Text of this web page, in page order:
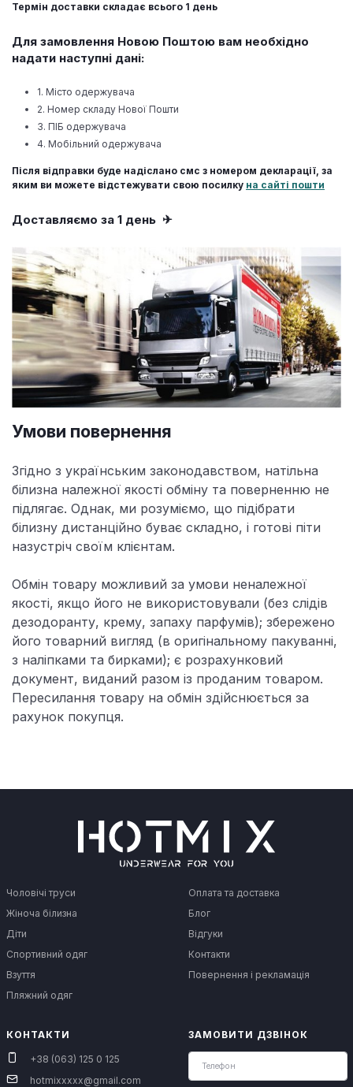
Термін доставки складає всього 1 день
Для замовлення Новою Поштою вам необхідно
надати наступні дані:
1. Місто одержувача
2. Номер складу Нової Пошти
3. ПІБ одержувача
4. Мобільний одержувача
Після відправки буде надіслано смс з номером декларації, за
яким ви можете відстежувати свою посилку на сайті пошти
Доставляємо за 1 день ✈
Умови повернення
Згідно з українським законодавством, натільна
білизна належної якості обміну та поверненню не
підлягає. Однак, ми розуміємо, що підібрати
білизну дистанційно буває складно, і готові піти
назустріч своїм клієнтам.
Обмін товару можливий за умови неналежної
якості, якщо його не використовували (без слідів
дезодоранту, крему, запаху парфумів); збережено
його товарний вигляд (в оригінальному пакуванні,
з наліпками та бирками); є розрахунковий
документ, виданий разом із проданим товаром.
Пересилання товару на обмін здійснюється за
рахунок покупця.
Чоловічі труси
Жіноча білизна
Діти
Спортивний одяг
Взуття
Пляжний одяг
Оплата та доставка
Блог
Відгуки
Контакти
Повернення і рекламація
КОНТАКТИ
+38 (063) 125 0 125
hotmixxxxx@gmail.com
ЗАМОВИТИ ДЗВІНОК